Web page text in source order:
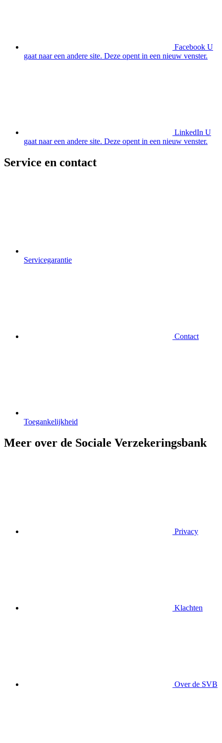
Facebook U
gaat naar een andere site. Deze opent in een nieuw venster.
LinkedIn U
gaat naar een andere site. Deze opent in een nieuw venster.
Service en contact
Servicegarantie
Contact
Toegankelijkheid
Meer over de Sociale Verzekeringsbank
Privacy
Klachten
Over de SVB